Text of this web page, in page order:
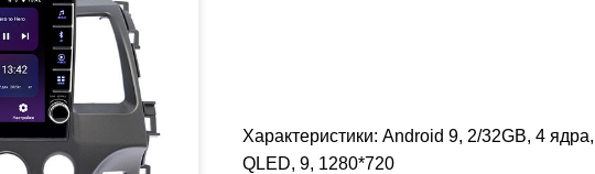
Характеристики: Android 9, 2/32GB, 4 ядра,
QLED, 9, 1280*720